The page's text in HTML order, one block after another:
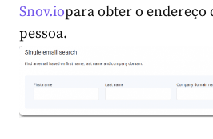
Snov.iopara obter o endereço
pessoa.